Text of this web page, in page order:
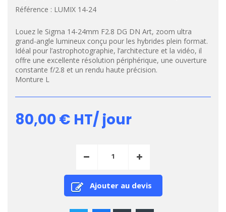
Référence : LUMIX 14-24
Louez le Sigma 14-24mm F2.8 DG DN Art, zoom ultra
grand-angle lumineux conçu pour les hybrides plein format.
Idéal pour l’astrophotographie, l’architecture et la vidéo, il
offre une excellente résolution périphérique, une ouverture
constante f/2.8 et un rendu haute précision.
Monture L
80,00 € HT/ jour
Ajouter au devis